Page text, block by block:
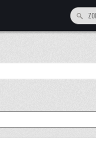
Zoeken
naar: